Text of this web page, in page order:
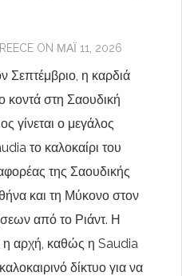
ON ΜΆΙ 11, 2026
Σεπτέμβριο, η καρδιά
κοντά στη Σαουδική
γίνεται ο μεγάλος
το καλοκαίρι του
της Σαουδικής
και τη Μύκονο στον
από το Ριάντ. Η
η αρχή, καθώς η Saudia
δίκτυο για να